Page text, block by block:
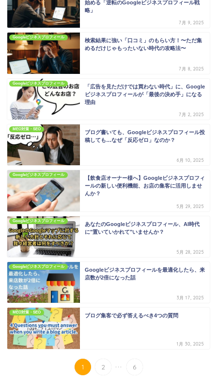
始める「逆転のGoogleビジネスプロフィール戦
略」
7月 9, 2025
Googleビジネスプロフィール
検索結果に強い「口コミ」のもらい方！〜ただ集
めるだけじゃもったいない時代の攻略法〜
7月 8, 2025
Googleビジネスプロフィール
「広告を見ただけでは買わない時代」に、Google
ビジネスプロフィールが「最後の決め手」になる
理由
7月 2, 2025
MEO対策・SEO
ブログ書いても、Googleビジネスプロフィール投
稿しても…なぜ「反応ゼロ」なのか？
6月 10, 2025
Googleビジネスプロフィール
【飲食店オーナー様へ】Googleビジネスプロフィ
ールの新しい便利機能、お店の集客に活用しませ
んか？
5月 29, 2025
Googleビジネスプロフィール
あなたのGoogleビジネスプロフィール、AI時代
に"置いていかれて"いませんか？
5月 28, 2025
Googleビジネスプロフィール
Googleビジネスプロフィールを最適化したら、来
店数が2倍になった話
3月 17, 2025
MEO対策・SEO
ブログ集客で必ず答えるべき4つの質問
1月 30, 2025
1 2 ... 6